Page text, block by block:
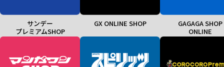
サンデー
プレミアムSHOP
GX ONLINE SHOP
GAGAGA SHOP
ONLINE